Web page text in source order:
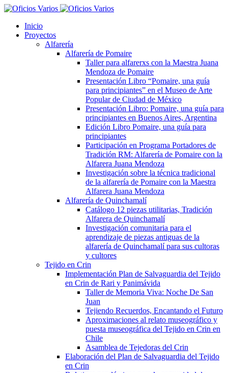
Inicio
Proyectos
Alfarería
Alfarería de Pomaire
Taller para alfarerxs con la Maestra Juana
Mendoza de Pomaire
Presentación Libro “Pomaire, una guía
para principiantes” en el Museo de Arte
Popular de Ciudad de México
Presentación Libro: Pomaire, una guía para
principiantes en Buenos Aires, Argentina
Edición Libro Pomaire, una guía para
principiantes
Participación en Programa Portadores de
Tradición RM: Alfarería de Pomaire con la
Alfarera Juana Mendoza
Investigación sobre la técnica tradicional
de la alfarería de Pomaire con la Maestra
Alfarera Juana Mendoza
Alfarería de Quinchamalí
Catálogo 12 piezas utilitarias, Tradición
Alfarera de Quinchamalí
Investigación comunitaria para el
aprendizaje de piezas antiguas de la
alfarería de Quinchamalí para sus cultoras
y cultores
Tejido en Crin
Implementación Plan de Salvaguardia del Tejido
en Crin de Rari y Panimávida
Taller de Memoria Viva: Noche De San
Juan
Tejiendo Recuerdos, Encantando el Futuro
Aproximaciones al relato museográfico y
puesta museográfica del Tejido en Crin en
Chile
Asamblea de Tejedoras del Crin
Elaboración del Plan de Salvaguardia del Tejido
en Crin